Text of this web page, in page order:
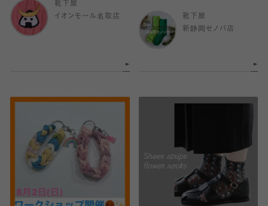
靴下屋
イオンモール名取店
靴下屋
新静岡セノバ店